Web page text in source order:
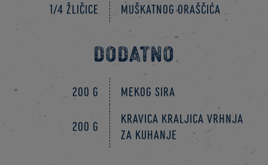
1/4 žličice
muškatnog oraščića
DODATNO
200 g mekog sira
200 g
Kravica Kraljica vrhnja
za kuhanje